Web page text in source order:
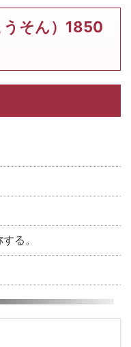
うそん）1850
る。